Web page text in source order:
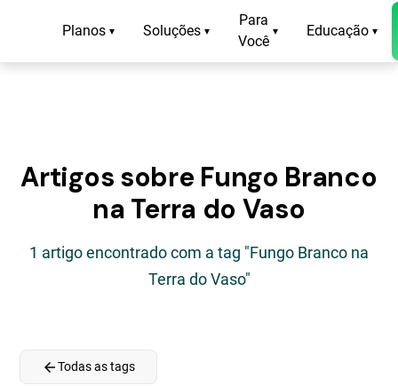
Planos ▾ Soluções ▾
Para
Você
▾ Educação ▾
Artigos sobre Fungo Branco
na Terra do Vaso
1 artigo encontrado com a tag "Fungo Branco na
Terra do Vaso"
arrow_backTodas as tags